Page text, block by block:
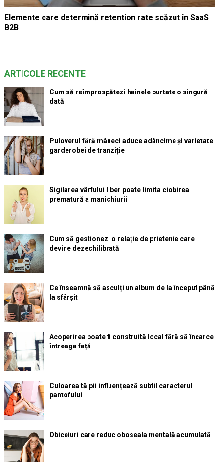
Elemente care determină retention rate scăzut în SaaS
B2B
ARTICOLE RECENTE
Cum să reîmprospătezi hainele purtate o singură
dată
Puloverul fără mâneci aduce adâncime și varietate
garderobei de tranziție
Sigilarea vârfului liber poate limita ciobirea
prematură a manichiurii
Cum să gestionezi o relație de prietenie care
devine dezechilibrată
Ce înseamnă să asculți un album de la început până
la sfârșit
Acoperirea poate fi construită local fără să încarce
întreaga față
Culoarea tălpii influențează subtil caracterul
pantofului
Obiceiuri care reduc oboseala mentală acumulată